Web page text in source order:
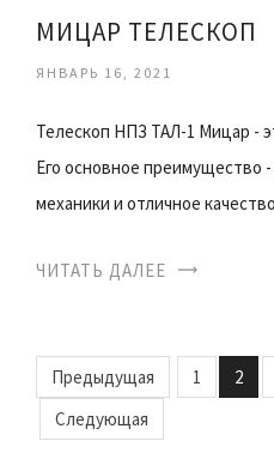
МИЦАР ТЕЛЕСКОП
ЯНВАРЬ 16, 2021
Телескоп НПЗ ТАЛ-1 Мицар -
Его основное преимущество
механики и отличное
ЧИТАТЬ ДАЛЕЕ
Предыдущая 1 2
Следующая